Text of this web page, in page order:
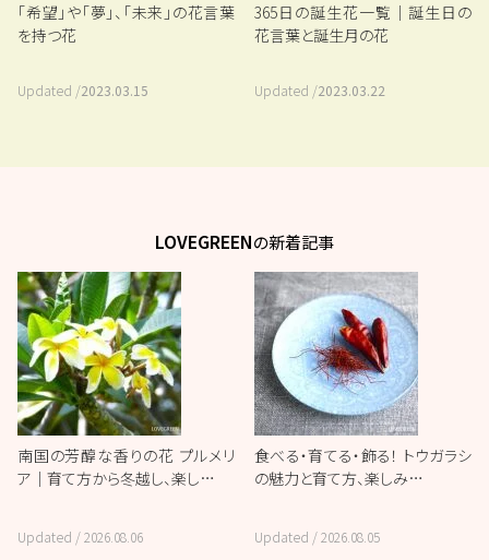
「希望」や「夢」、「未来」の花言葉
を持つ花
Updated /2023.03.15
365日の誕生花一覧｜誕生日の
花言葉と誕生月の花
Updated /2023.03.22
LOVEGREENの新着記事
南国の芳醇な香りの花 プルメリ
ア｜育て方から冬越し、楽し…
Updated /2026.08.06
食べる・育てる・飾る！ トウガラシ
の魅力と育て方、楽しみ…
Updated /2026.08.05